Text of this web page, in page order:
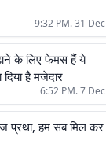
9:32 PM. 31 Dec
के लिए फेमस हैं ये
दिया है मजेदार
6:52 PM. 7 Dec
प्रथा, हम सब मिल कर